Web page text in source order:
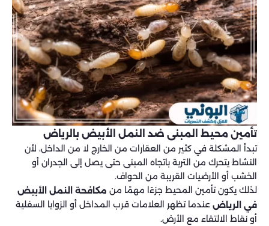
تأمين محيط المبنى ضد النمل الأبيض بالرياض
تبدأ المشكلة في كثير من العقارات من الخارج لا من الداخل، لأن
النشاط يتحرك من التربة باتجاه المبنى حتى يصل إلى الجدران أو
الخشب أو الأرضيات القريبة من الحواف.
لذلك يكون تأمين المحيط جزءًا مهمًا منمكافحة النمل الأبيض
في الرياضعندما تظهر العلامات قرب المداخل أو الزوايا السفلية
أو نقاط الالتقاء مع الأرض.